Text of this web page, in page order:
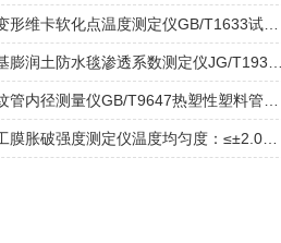
热变形维卡软化点温度测定仪GB/T1633试验范围介绍
土工膜胀破强度测定仪温度均匀度：≤±2.0℃温度波动度：≤±0.5℃